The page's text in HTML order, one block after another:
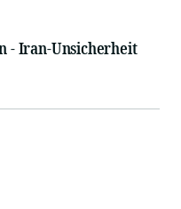
- Iran-Unsicherheit